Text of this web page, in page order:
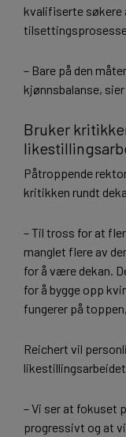
kvalifiserte søkere
– Bare på den
kjønnsbalanse, sier
Bruker
Påtroppende
kritikken rundt
– Til tross for at
manglet flere av
for å være dekan.
for å bygge opp
fungerer på
Reichert vil
– Vi ser at fokuset
progressivt og at